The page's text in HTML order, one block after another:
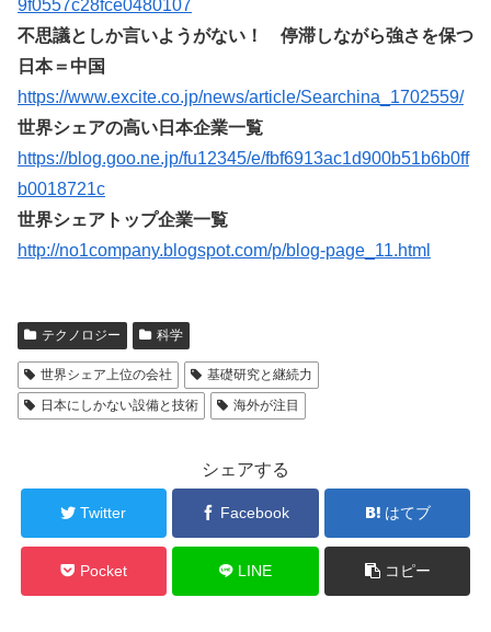
9f0557c28fce0480107
不思議としか言いようがない！ 停滞しながら強さを保つ
日本＝中国
https://www.excite.co.jp/news/article/Searchina_1702559/
世界シェアの高い日本企業一覧
https://blog.goo.ne.jp/fu12345/e/fbf6913ac1d900b51b6b0ff
b0018721c
世界シェアトップ企業一覧
http://no1company.blogspot.com/p/blog-page_11.html
テクノロジー 科学
世界シェア上位の会社
基礎研究と継続力
日本にしかない設備と技術
海外が注目
シェアする
Twitter Facebook はてブ
Pocket LINE コピー